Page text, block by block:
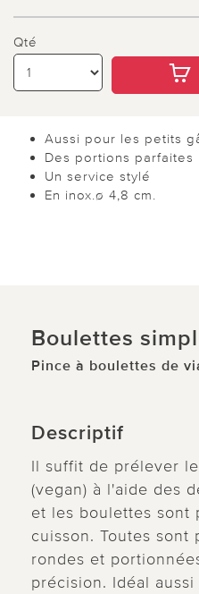
Qté
Aussi pour les petits
Des portions parfaites
Un service stylé
En inox.ø 4,8 cm.
Boulettes
Pince à boulettes de
Descriptif
Il suffit de prélever
(vegan) à l'aide des
et les boulettes sont
cuisson. Toutes sont
rondes et
précision. Idéal